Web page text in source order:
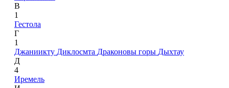
В
1
Гестола
Г
1
Джаниикту Диклосмта Драконовы горы Дыхтау
Д
4
Иремель